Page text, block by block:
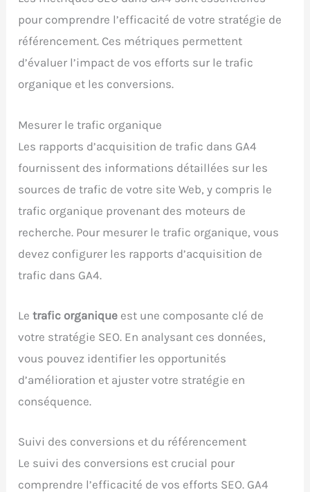
pour comprendre l’efficacité de votre stratégie de
référencement. Ces métriques permettent
d’évaluer l’impact de vos efforts sur le trafic
organique et les conversions.
Mesurer le trafic organique
Les rapports d’acquisition de trafic dans GA4
fournissent des informations détaillées sur les
sources de trafic de votre site Web, y compris le
trafic organique provenant des moteurs de
recherche. Pour mesurer le trafic organique, vous
devez configurer les rapports d’acquisition de
trafic dans GA4.
Letrafic organique est une composante clé de
votre stratégie SEO. En analysant ces données,
vous pouvez identifier les opportunités
d’amélioration et ajuster votre stratégie en
conséquence.
Suivi des conversions et du référencement
Le suivi des conversions est crucial pour
comprendre l’efficacité de vos efforts SEO. GA4